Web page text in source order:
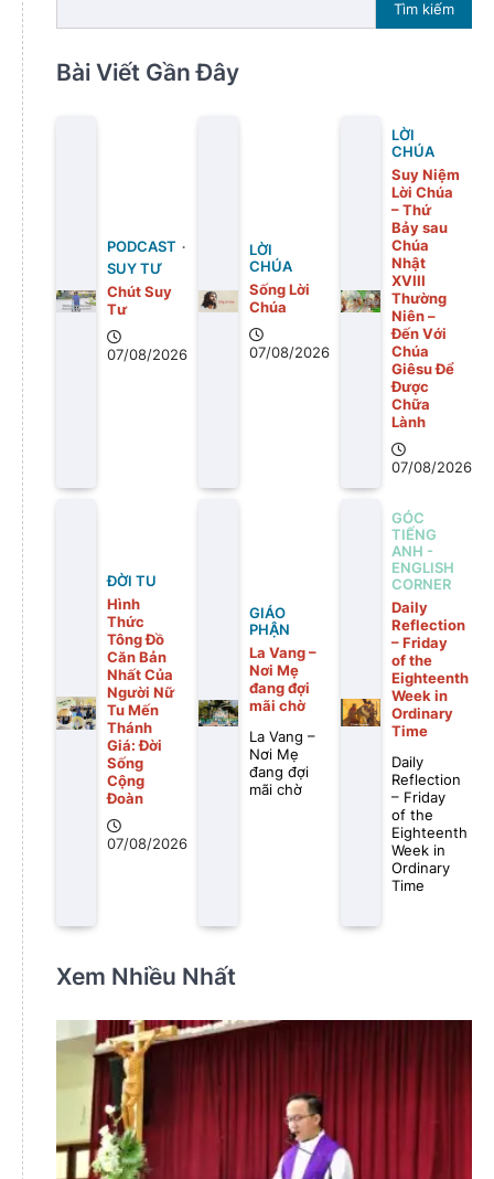
Tìm kiếm
Bài Viết Gần Đây
PODCAST
SUY TƯ
Chút Suy
Tư
07/08/2026
LỜI
CHÚA
Sống Lời
Chúa
07/08/2026
LỜI
CHÚA
Suy Niệm
Lời Chúa
– Thứ
Bảy sau
Chúa
Nhật
XVIII
Thường
Niên –
Đến Với
Chúa
Giêsu Để
Được
Chữa
Lành
07/08/2026
ĐỜI TU
Hình
Thức
Tông Đồ
Căn Bản
Nhất Của
Người Nữ
Tu Mến
Thánh
Giá: Đời
Sống
Cộng
Đoàn
07/08/2026
GIÁO
PHẬN
La Vang –
Nơi Mẹ
đang đợi
mãi chờ
La Vang –
Nơi Mẹ
đang đợi
mãi chờ
GÓC
TIẾNG
ANH -
ENGLISH
CORNER
Daily
Reflection
– Friday
of the
Eighteenth
Week in
Ordinary
Time
Daily
Reflection
– Friday
of the
Eighteenth
Week in
Ordinary
Time
Xem Nhiều Nhất